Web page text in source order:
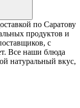
по Саратову
продуктов и
с
Все наши блюда
натуральный вкус,